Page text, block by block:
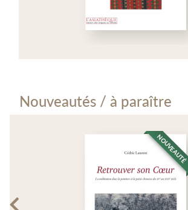
Nouveautés / à paraître
NOUVEAUTÉ